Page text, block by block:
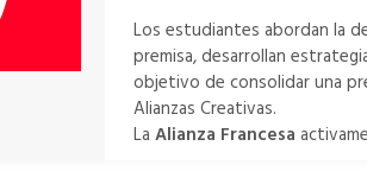
Los estudiantes abordan la
premisa, desarrollan
objetivo de consolidar una
Alianzas Creativas.
La Alianza Francesa